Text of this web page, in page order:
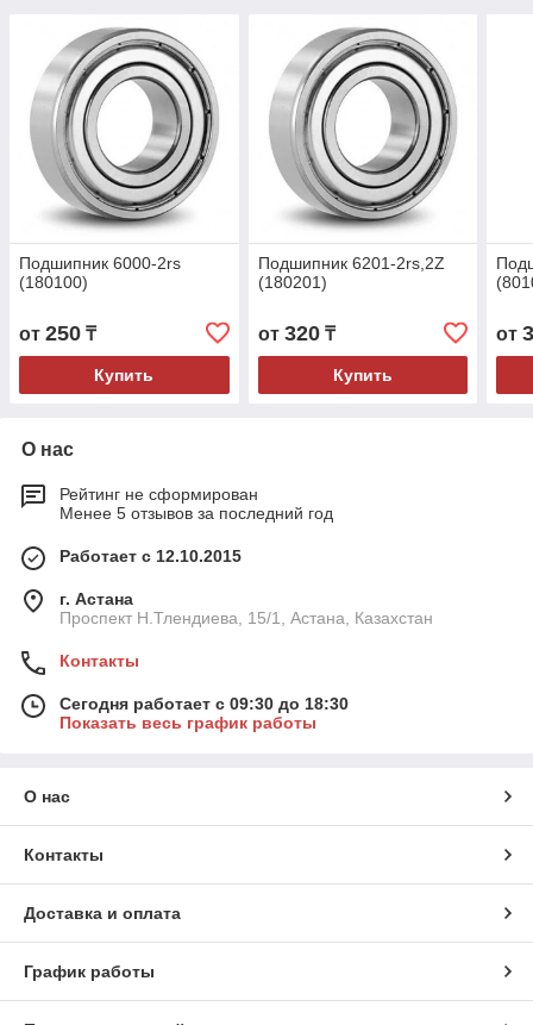
Подшипник 6000-2rs
(180100)
от 250 ₸
Купить
Подшипник 6201-2rs,2Z
(180201)
от 320₸
Купить
от
О нас
Рейтинг не сформирован
Менее 5 отзывов за последний год
Работает с 12.10.2015
г. Астана
Проспект Н.Тлендиева, 15/1, Астана, Казахстан
Контакты
Сегодня работает с 09:30 до 18:30
Показать весь график работы
О нас
Контакты
Доставка и оплата
График работы